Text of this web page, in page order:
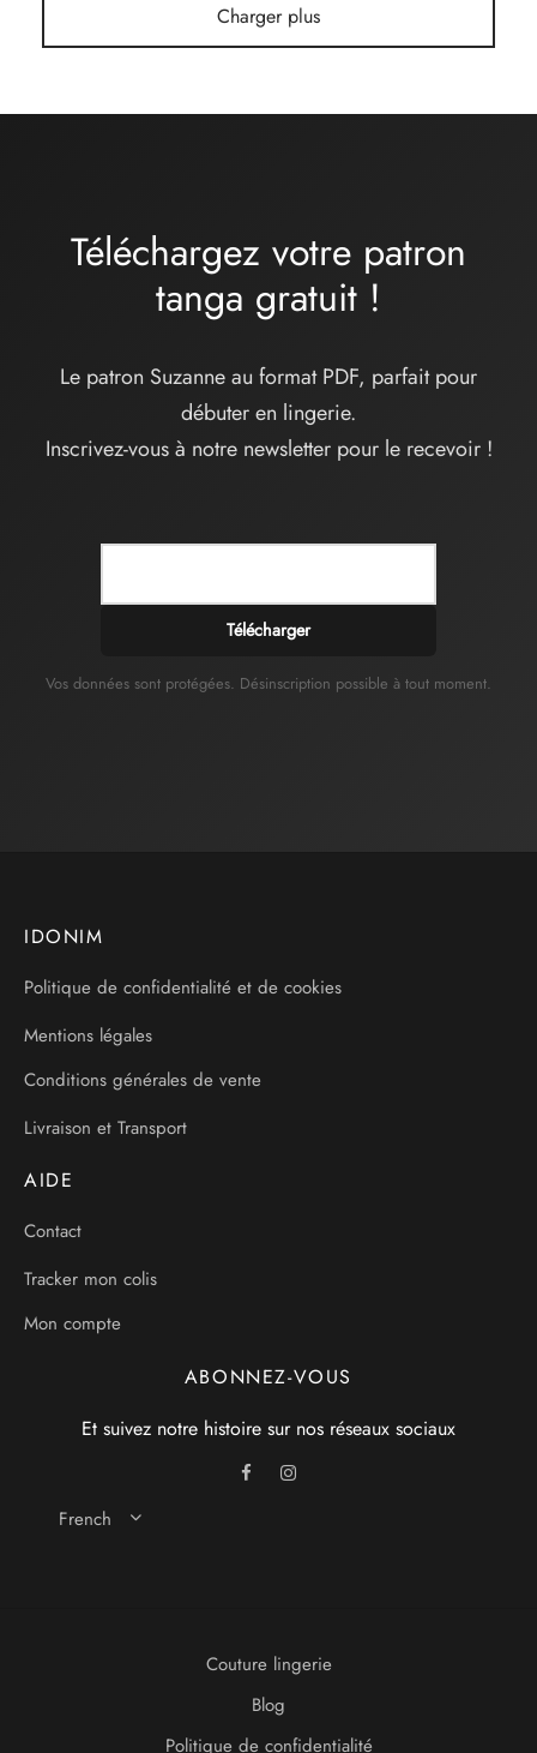
Charger plus
Téléchargez votre patron
tanga gratuit !
Le patron Suzanne au format PDF, parfait pour
débuter en lingerie.
Inscrivez-vous à notre newsletter pour le recevoir !
Télécharger
Vos données sont protégées. Désinscription possible à tout moment.
IDONIM
Politique de confidentialité et de cookies
Mentions légales
Conditions générales de vente
Livraison et Transport
AIDE
Contact
Tracker mon colis
Mon compte
ABONNEZ-VOUS
Et suivez notre histoire sur nos réseaux sociaux
French
Couture lingerie
Blog
Politique de confidentialité